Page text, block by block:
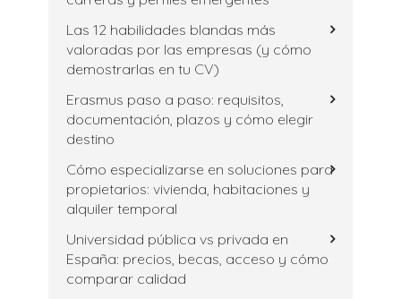
Las 12 habilidades blandas más
valoradas por las empresas (y cómo
demostrarlas en tu CV)
Erasmus paso a paso: requisitos,
documentación, plazos y cómo elegir
destino
Cómo especializarse en soluciones para
propietarios: vivienda, habitaciones y
alquiler temporal
Universidad pública vs privada en
España: precios, becas, acceso y cómo
comparar calidad